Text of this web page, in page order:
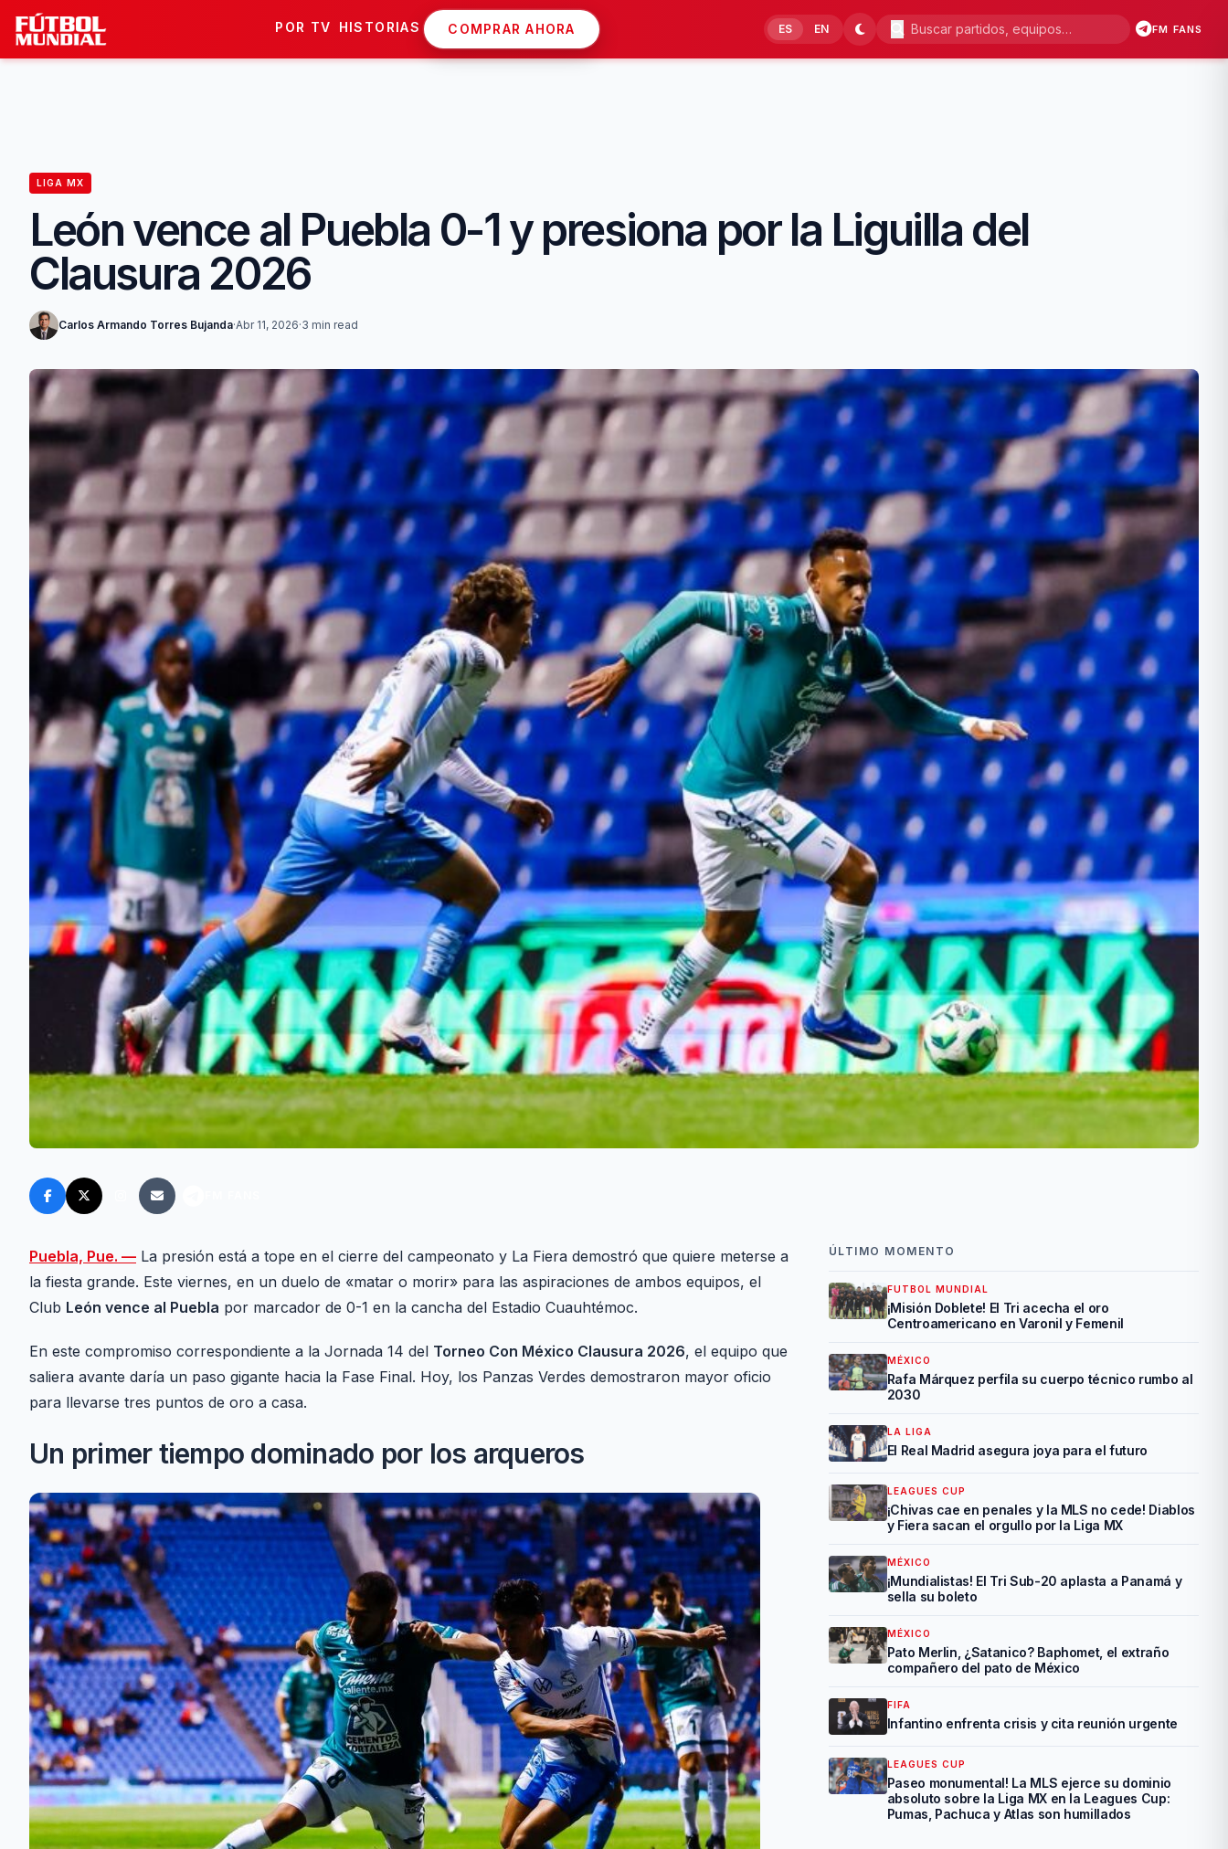
Skip to content
POR TV HISTORIAS COMPRAR AHORA ES EN FM FANS
LIGA MX
León vence al Puebla 0-1 y presiona por la Liguilla del
Clausura 2026
Carlos Armando Torres Bujanda·Abr 11, 2026·3 min read
Puebla, Pue. — La presión está a tope en el cierre del campeonato y La Fiera demostró que quiere meterse a
la fiesta grande. Este viernes, en un duelo de «matar o morir» para las aspiraciones de ambos equipos, el
Club León vence al Puebla por marcador de 0-1 en la cancha del Estadio Cuauhtémoc.
En este compromiso correspondiente a la Jornada 14 del Torneo Con México Clausura 2026, el equipo que
saliera avante daría un paso gigante hacia la Fase Final. Hoy, los Panzas Verdes demostraron mayor oficio
para llevarse tres puntos de oro a casa.
Un primer tiempo dominado por los arqueros
ÚLTIMO MOMENTO
FUTBOL MUNDIAL
¡Misión Doblete! El Tri acecha el oro
Centroamericano en Varonil y Femenil
MÉXICO
Rafa Márquez perfila su cuerpo técnico rumbo al
2030
LA LIGA
El Real Madrid asegura joya para el futuro
LEAGUES CUP
¡Chivas cae en penales y la MLS no cede! Diablos
y Fiera sacan el orgullo por la Liga MX
MÉXICO
¡Mundialistas! El Tri Sub-20 aplasta a Panamá y
sella su boleto
MÉXICO
Pato Merlin, ¿Satanico? Baphomet, el extraño
compañero del pato de México
FIFA
Infantino enfrenta crisis y cita reunión urgente
LEAGUES CUP
Paseo monumental! La MLS ejerce su dominio
absoluto sobre la Liga MX en la Leagues Cup:
Pumas, Pachuca y Atlas son humillados